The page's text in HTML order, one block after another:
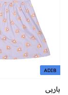
ADIB
باربي